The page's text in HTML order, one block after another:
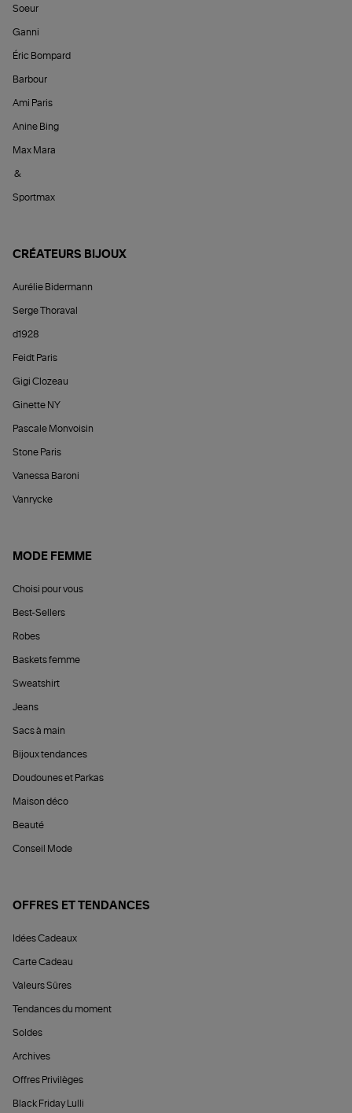
Soeur
Ganni
Éric Bompard
Barbour
Ami Paris
Anine Bing
Max Mara
&
Sportmax
CRÉATEURS BIJOUX
Aurélie Bidermann
Serge Thoraval
d1928
Feidt Paris
Gigi Clozeau
Ginette NY
Pascale Monvoisin
Stone Paris
Vanessa Baroni
Vanrycke
MODE FEMME
Choisi pour vous
Best-Sellers
Robes
Baskets femme
Sweatshirt
Jeans
Sacs à main
Bijoux tendances
Doudounes et Parkas
Maison déco
Beauté
Conseil Mode
OFFRES ET TENDANCES
Idées Cadeaux
Carte Cadeau
Valeurs Sûres
Tendances du moment
Soldes
Archives
Offres Privilèges
Black Friday Lulli